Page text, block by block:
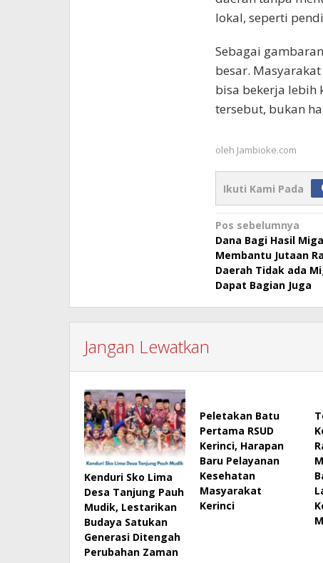
lokal, seperti
Sebagai
besar.
bisa bekerja lebih
tersebut, bukan
oleh Jambioke.com
Ikuti Kami Pada
Navigasi
pos
Pos sebelumnya
Dana Bagi Hasil
Membantu Jutaan
Daerah Tidak ada
Dapat Bagian Juga
Jangan Lewatkan
Kenduri Sko Lima
Desa Tanjung Pauh
Mudik, Lestarikan
Budaya Satukan
Generasi Ditengah
Perubahan Zaman
Peletakan Batu
Pertama RSUD
Kerinci, Harapan
Baru Pelayanan
Kesehatan
Masyarakat
Kerinci